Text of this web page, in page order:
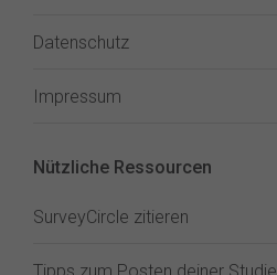
Datenschutz
Impressum
Nützliche Ressourcen
SurveyCircle zitieren